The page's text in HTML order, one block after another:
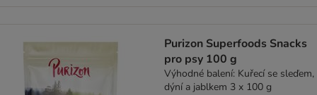
Purizon Superfoods Snacks
pro psy 100 g
Výhodné balení: Kuřecí se sleďem,
dýní a jablkem 3 x 100 g